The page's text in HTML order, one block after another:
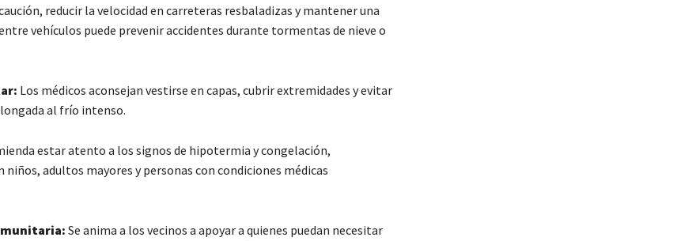
reducir la velocidad en carreteras resbaladizas y mantener una
vehículos puede prevenir accidentes durante tormentas de nieve o
Los médicos aconsejan vestirse en capas, cubrir extremidades y evitar
al frío intenso.
estar atento a los signos de hipotermia y congelación,
niños, adultos mayores y personas con condiciones médicas
Se anima a los vecinos a apoyar a quienes puedan necesitar